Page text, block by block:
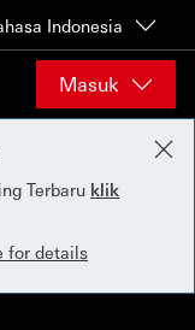
Indonesia
Masuk
Terbaru klik
for details